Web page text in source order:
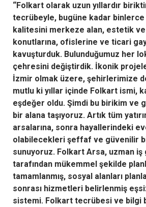
“Folkart olarak uzun yıllardır
tecrübeyle, bugüne kadar binlerce
kalitesini merkeze alan, estetik
konutlarına, ofislerine ve ticari
kavuşturduk. Bulunduğumuz her
çehresini değiştirdik. İkonik
İzmir olmak üzere, şehirlerimize
mutlu ki yıllar içinde Folkart ismi,
eşdeğer oldu. Şimdi bu birikim ve
bir alana taşıyoruz. Artık tüm
arsalarına, sonra hayallerindeki
olabilecekleri şeffaf ve güvenilir
sunuyoruz. Folkart Arsa, uzman
tarafından mükemmel şekilde
tamamlanmış, sosyal alanları
sonrası hizmetleri belirlenmiş
sistemi. Folkart tecrübesi ve bilgi